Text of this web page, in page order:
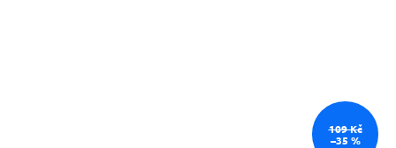
109 Kč
–35 %